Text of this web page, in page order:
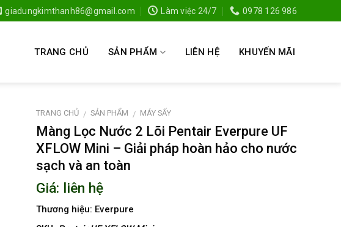
giadungkimthanh86@gmail.com Làm việc 24/7 0978 126 986
TRANG CHỦ SẢN PHẨM LIÊN HỆ KHUYẾN MÃI
TRANG CHỦ / SẢN PHẨM / MÁY SẤY
Màng Lọc Nước 2 Lõi Pentair Everpure UF
XFLOW Mini – Giải pháp hoàn hảo cho nước
sạch và an toàn
Giá: liên hệ
Thương hiệu: Everpure